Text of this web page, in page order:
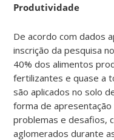
Produtividade
De acordo com dados
inscrição da pesquisa
40% dos alimentos
fertilizantes e quase a
são aplicados no solo
forma de
problemas e desafios,
aglomerados durante